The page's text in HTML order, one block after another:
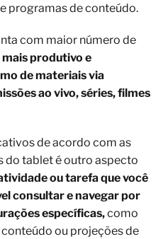
programas de conteúdo.
com maior número de
produtivo e
de materiais via
ao vivo, séries, filmes
de acordo com as
do tablet é outro aspecto
ou tarefa que você
consultar e navegar por
específicas,como
ou projeções de